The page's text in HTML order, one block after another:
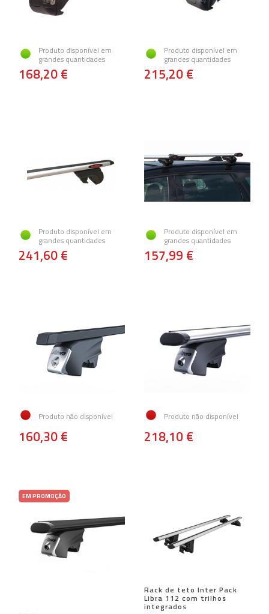
Produto disponível em
grandes quantidades
168,20 €
Produto disponível em
grandes quantidades
215,20 €
Produto disponível em
grandes quantidades
241,60 €
Produto disponível em
grandes quantidades
157,99 €
Produto não disponível
160,30 €
Produto não disponível
218,10 €
EM PROMOÇÃO
Rack de teto Inter Pack
Libra 112 com trilhos
integrados